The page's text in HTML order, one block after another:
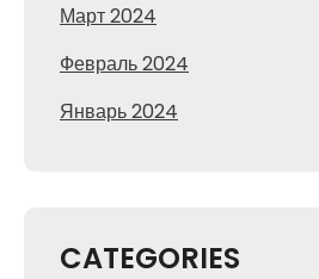
Март 2024
Февраль 2024
Январь 2024
CATEGORIES